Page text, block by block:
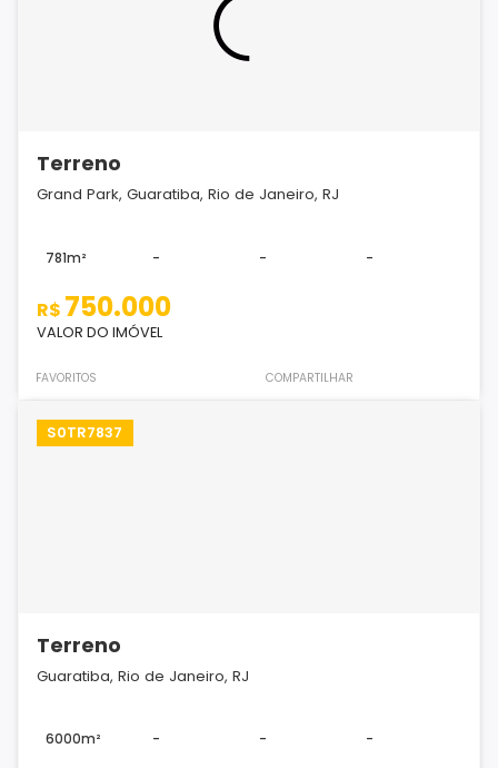
Terreno
Grand Park, Guaratiba, Rio de Janeiro, RJ
781m² - - -
R$ 750.000
VALOR DO IMÓVEL
FAVORITOS COMPARTILHAR
S0TR7837
Terreno
Guaratiba, Rio de Janeiro, RJ
6000m² - - -